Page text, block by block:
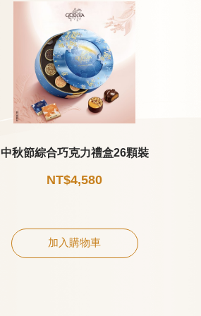
中秋節綜合巧克力禮盒26顆裝
NT$4,580
加入購物車